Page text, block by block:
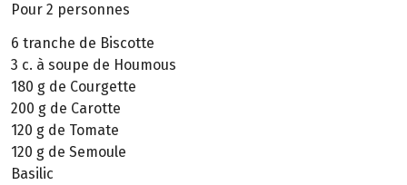
Pour 2 personnes
6 tranche de Biscotte
3 c. à soupe de Houmous
180 g de Courgette
200 g de Carotte
120 g de Tomate
120 g de Semoule
Basilic